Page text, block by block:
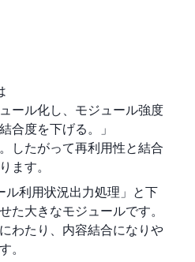
ール化し、モジュール強度
合度を下げる。」
したがって再利用性と結合
ます。
利用状況出力処理」と下
た大きなモジュールです。
わたり、内容結合になりや
。